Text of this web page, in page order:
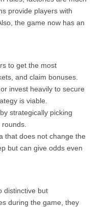
provide players with
the game now has an
to get the most
and claim bonuses.
invest heavily to secure
is viable.
strategically picking
that does not change the
but can give odds even
distinctive but
during the game, they